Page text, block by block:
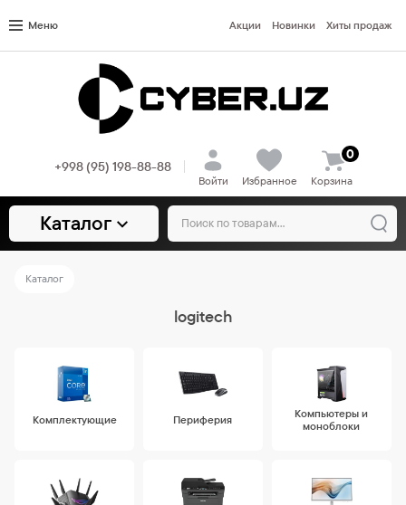
Меню Акции Новинки Хиты продаж
+998 (95) 198-88-88
Войти Избранное Корзина
0
Каталог
Каталог
logitech
Комплектующие Периферия
Компьютеры и
моноблоки